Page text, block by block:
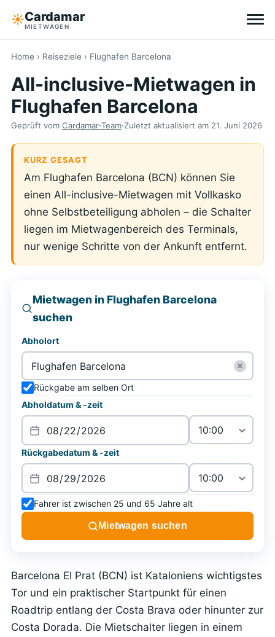
☀︎Cardamar
MIETWAGEN
Reiseziele
All-inclusive
Ohne Selbstbeteiligung
Tipps
Über Cardamar
DE
Home › Reiseziele › Flughafen Barcelona
All-inclusive-Mietwagen in
Flughafen Barcelona
Geprüft vom Cardamar-Team·Zuletzt aktualisiert am 21. Juni 2026
KURZ GESAGT
Am Flughafen Barcelona (BCN) können Sie
einen All-inclusive-Mietwagen mit Vollkasko
ohne Selbstbeteiligung abholen – die Schalter
liegen im Mietwagenbereich des Terminals,
nur wenige Schritte von der Ankunft entfernt.
Barcelona El Prat (BCN) ist Kataloniens wichtigstes
Tor und ein praktischer Startpunkt für einen
Roadtrip entlang der Costa Brava oder hinunter zur
Costa Dorada. Die Mietschalter liegen in einem
Mietwagen in Flughafen Barcelona
suchen
Abholort
✕
Rückgabe am selben Ort
Abholdatum & -zeit
Rückgabedatum & -zeit
Fahrer ist zwischen 25 und 65 Jahre alt
Mietwagen suchen